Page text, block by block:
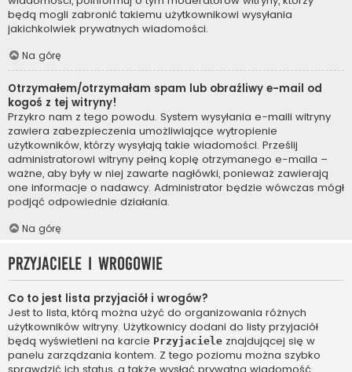
będą mogli zabronić takiemu użytkownikowi wysyłania
jakichkolwiek prywatnych wiadomości.
Na górę
Otrzymałem/otrzymałam spam lub obraźliwy e-mail od
kogoś z tej witryny!
Przykro nam z tego powodu. System wysyłania e-maili witryny
zawiera zabezpieczenia umożliwiające wytropienie
użytkowników, którzy wysyłają takie wiadomości. Prześlij
administratorowi witryny pełną kopię otrzymanego e-maila –
ważne, aby były w niej zawarte nagłówki, ponieważ zawierają
one informacje o nadawcy. Administrator będzie wówczas mógł
podjąć odpowiednie działania.
Na górę
Przyjaciele i wrogowie
Co to jest lista przyjaciół i wrogów?
Jest to lista, którą można użyć do organizowania różnych
użytkowników witryny. Użytkownicy dodani do listy przyjaciół
będą wyświetleni na karcie Przyjaciele znajdującej się w
panelu zarządzania kontem. Z tego poziomu można szybko
sprawdzić ich status, a także wysłać prywatną wiadomość.